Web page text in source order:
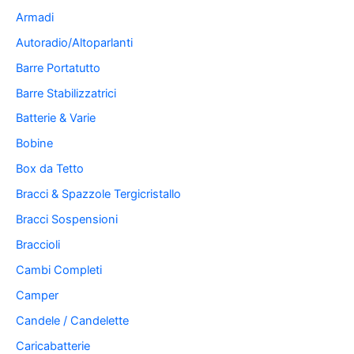
Armadi
Autoradio/Altoparlanti
Barre Portatutto
Barre Stabilizzatrici
Batterie & Varie
Bobine
Box da Tetto
Bracci & Spazzole Tergicristallo
Bracci Sospensioni
Braccioli
Cambi Completi
Camper
Candele / Candelette
Caricabatterie